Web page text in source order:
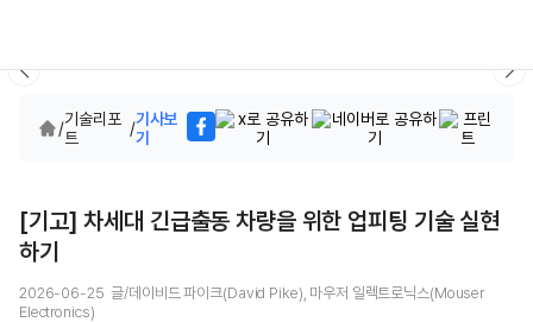
/기술리포
트
/기사보
기
[기고] 차세대 긴급출동 차량을 위한 업피팅 기술 실현
하기
2026-06-25 글/데이비드 파이크(David Pike), 마우저 일렉트로닉스(Mouser
Electronics)